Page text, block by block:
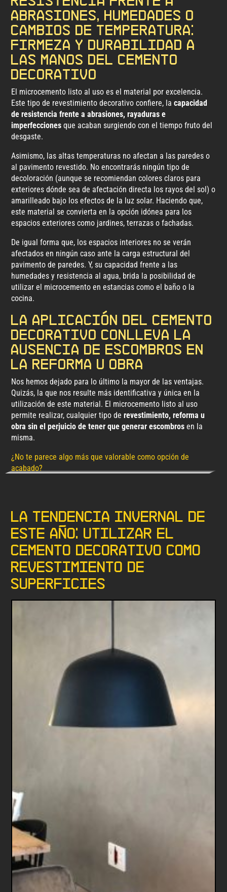
abrasiones, humedades o
cambios de temperatura:
Firmeza y durabilidad a
las manos del cemento
decorativo
El microcemento listo al uso es el material por excelencia.
Este tipo de revestimiento decorativo confiere, lacapacidad
de resistencia frente a abrasiones, rayaduras e
imperfecciones que acaban surgiendo con el tiempo fruto del
desgaste.
Asimismo, las altas temperaturas no afectan a las paredes o
al pavimento revestido. No encontrarás ningún tipo de
decoloración (aunque se recomiendan colores claros para
exteriores dónde sea de afectación directa los rayos del sol) o
amarilleado bajo los efectos de la luz solar. Haciendo que,
este material se convierta en la opción idónea para los
espacios exteriores como jardines, terrazas o fachadas.
De igual forma que, los espacios interiores no se verán
afectados en ningún caso ante la carga estructural del
pavimento de paredes. Y, su capacidad frente a las
humedades y resistencia al agua, brida la posibilidad de
utilizar el microcemento en estancias como el baño o la
cocina.
La aplicación del cemento
decorativo conlleva la
ausencia de escombros en
la reforma u obra
Nos hemos dejado para lo último la mayor de las ventajas.
Quizás, la que nos resulte más identificativa y única en la
utilización de este material. El microcemento listo al uso
permite realizar, cualquier tipo derevestimiento, reforma u
obra sin el perjuicio de tener que generar escombros en la
misma.
¿No te parece algo más que valorable como opción de
acabado?
La tendencia invernal de
este año: Utilizar el
cemento decorativo como
revestimiento de
superficies